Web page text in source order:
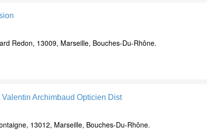
Redon, 13009, Marseille, Bouches-Du-Rhône.
Valentin Archimbaud Opticien Dist
13012, Marseille, Bouches-Du-Rhône.